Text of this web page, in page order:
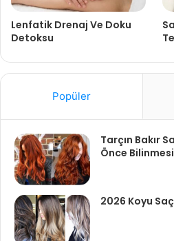
Lenfatik Drenaj Ve Doku
Detoksu
Popüler
Tarçın Bakır
Önce
2026 Koyu